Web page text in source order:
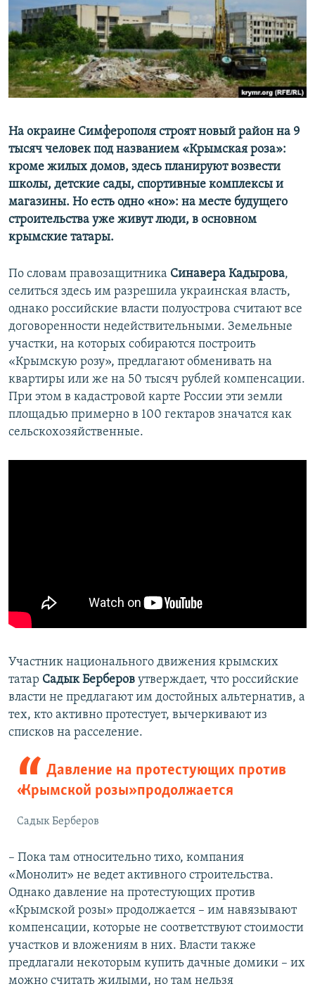
ПОБЕДИТЕЛЕЙ НЕ СУДЯТ?
КРЫМ.НЕПОКОРЕННЫЙ
ELIFBE
УКРАИНСКАЯ ПРОБЛЕМА КРЫМА
ПРИСОЕДИНЯЙТЕСЬ!
На окраине Симферополя строят новый район на 9
тысяч человек под названием «Крымская роза»:
кроме жилых домов, здесь планируют возвести
школы, детские сады, спортивные комплексы и
магазины. Но есть одно «но»: на месте будущего
строительства уже живут люди, в основном
крымские татары.
По словам правозащитника Синавера Кадырова,
селиться здесь им разрешила украинская власть,
однако российские власти полуострова считают все
договоренности недействительными. Земельные
участки, на которых собираются построить
«Крымскую розу», предлагают обменивать на
квартиры или же на 50 тысяч рублей компенсации.
При этом в кадастровой карте России эти земли
площадью примерно в 100 гектаров значатся как
сельскохозяйственные.
Участник национального движения крымских
татар Садык Берберов утверждает, что российские
власти не предлагают им достойных альтернатив, а
тех, кто активно протестует, вычеркивают из
списков на расселение.
Давление на протестующих против
«Крымской розы» продолжается
Садык Берберов
– Пока там относительно тихо, компания
«Монолит» не ведет активного строительства.
Однако давление на протестующих против
«Крымской розы» продолжается – им навязывают
компенсации, которые не соответствуют стоимости
участков и вложениям в них. Власти также
предлагали некоторым купить дачные домики – их
можно считать жилыми, но там нельзя